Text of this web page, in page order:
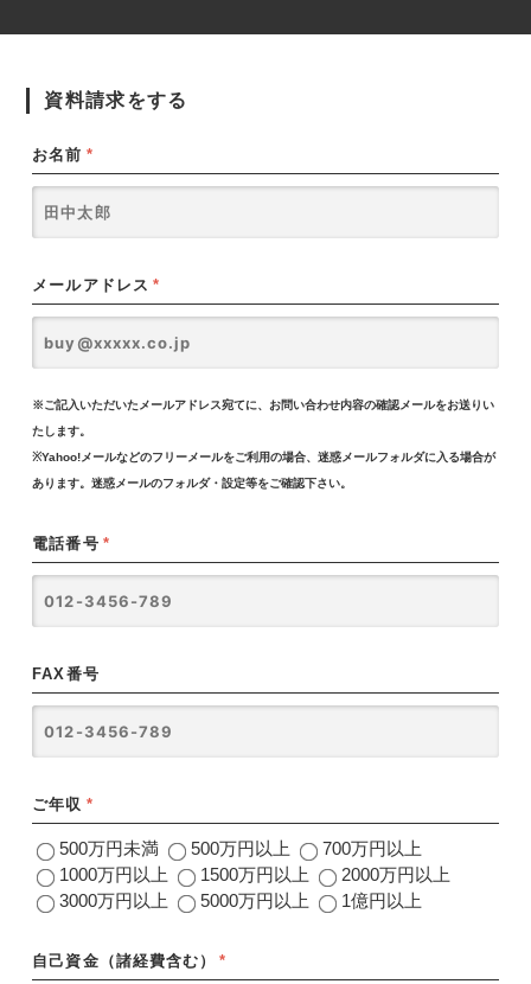
資料請求をする
お名前 *
メールアドレス *
※ご記入いただいたメールアドレス宛てに、お問い合わせ内容の確認メールをお送りい
たします。
※Yahoo!メールなどのフリーメールをご利用の場合、迷惑メールフォルダに入る場合が
あります。迷惑メールのフォルダ・設定等をご確認下さい。
電話番号 *
FAX番号
ご年収 *
500万円未満 500万円以上
700万円以上
1000万円以上
1500万円以上
2000万円以上
3000万円以上
5000万円以上 1億円以上
自己資金（諸経費含む） *